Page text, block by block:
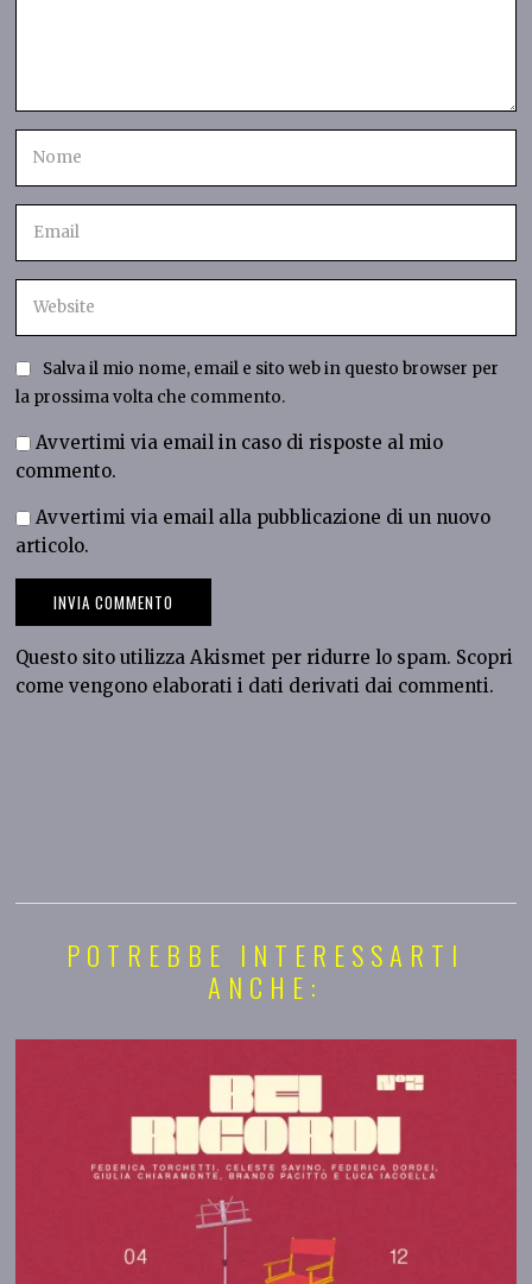
Salva il mio nome, email e sito web in questo browser per
la prossima volta che commento.
Avvertimi via email in caso di risposte al mio
commento.
Avvertimi via email alla pubblicazione di un nuovo
articolo.
Questo sito utilizza Akismet per ridurre lo spam. Scopri
come vengono elaborati i dati derivati dai commenti.
POTREBBE INTERESSARTI
ANCHE: